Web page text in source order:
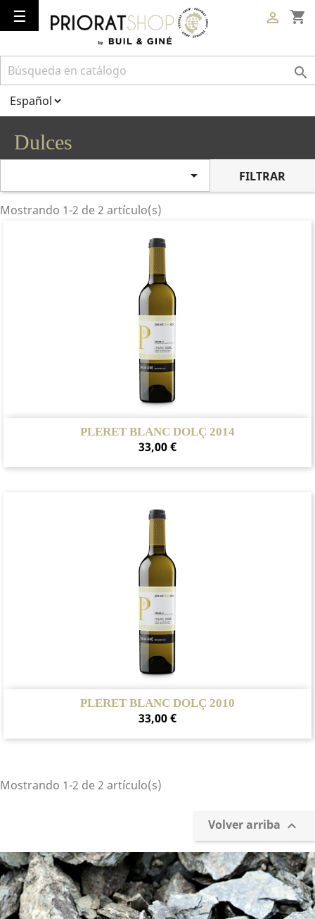
shopping_cart

Navegación
de
☰

Dulces
 FILTRAR
Mostrando 1-2 de 2 artículo(s)
PLERET BLANC DOLÇ 2014
Precio
33,00 €
PLERET BLANC DOLÇ 2010
Precio
33,00 €
Mostrando 1-2 de 2 artículo(s)
Volver arriba 